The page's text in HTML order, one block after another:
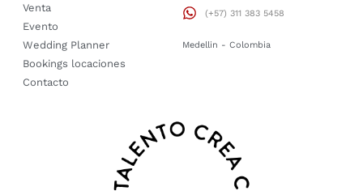
Venta
Evento
Wedding Planner
Bookings locaciones
Contacto
(+57) 311 383 5458
Medellin - Colombia